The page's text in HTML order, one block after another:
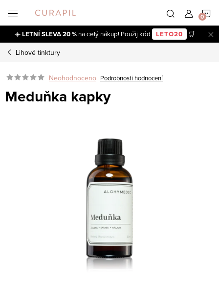
obsah
☀️LETNÍ SLEVA 20 % na celý nákup! Použij kód LETO20 🛒
Lihové tinktury
Neohodnoceno Podrobnosti hodnocení
Meduňka kapky